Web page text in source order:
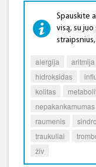
Spauskite
visą, su
alergija aritmija
hidroksidas
kolitas
nepakankamumas
raumenis
traukuliai
živ